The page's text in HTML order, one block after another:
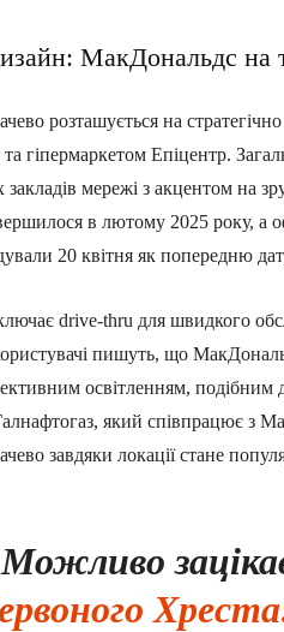
МакДональдс на
розташується на
гіпермаркетом Епіцентр.
мережі з акцентом на
в лютому 2025 року, а
20 квітня як попередню
drive-thru для швидкого
пишуть, що
освітленням,
який співпрацює з
завдяки локації стане
Можливо